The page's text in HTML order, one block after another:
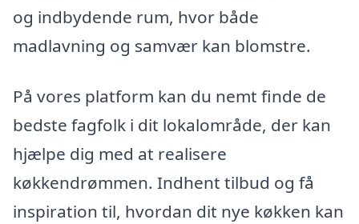
og indbydende rum, hvor både
madlavning og samvær kan blomstre.
På vores platform kan du nemt finde de
bedste fagfolk i dit lokalområde, der kan
hjælpe dig med at realisere
køkkendrømmen. Indhent tilbud og få
inspiration til, hvordan dit nye køkken kan